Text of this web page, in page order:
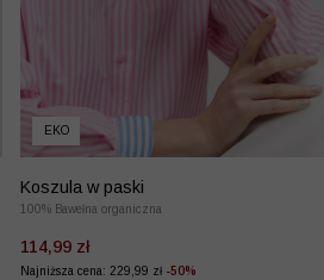
EKO
Koszula w paski
100% Bawełna organiczna
114,99 zł
Najniższa cena: 229,99 zł -50%